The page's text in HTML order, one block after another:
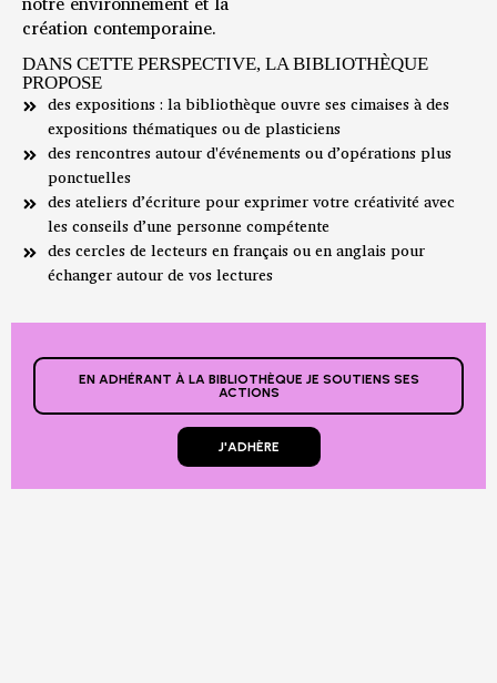
création contemporaine.
DANS CETTE PERSPECTIVE, LA BIBLIOTHÈQUE
PROPOSE
des expositions : la bibliothèque ouvre ses cimaises à des
expositions thématiques ou de plasticiens
des rencontres autour d'événements ou d’opérations plus
ponctuelles
des ateliers d’écriture pour exprimer votre créativité avec
les conseils d’une personne compétente
des cercles de lecteurs en français ou en anglais pour
échanger autour de vos lectures
EN ADHÉRANT À LA BIBLIOTHÈQUE JE SOUTIENS SES
ACTIONS
J'ADHÈRE